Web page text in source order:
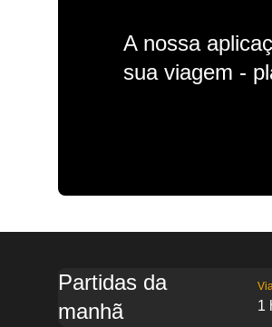
A nossa
sua viagem -
Partidas da
manhã
1